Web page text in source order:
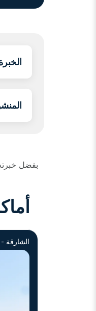
بفضل
الشارقة -